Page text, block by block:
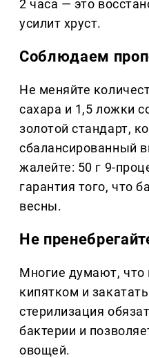
2 часа — это
усилит хруст.
Соблюдаем
Не меняйте
сахара и 1,5 ложки
золотой стандарт,
сбалансированный
жалейте: 50 г 9-
гарантия того, что
весны.
Не
Многие думают, что
кипятком и
стерилизация
бактерии и
овощей.